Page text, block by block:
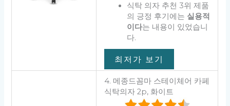
식탁 의자 추천 3위 제품
의 긍정 후기에는 실용적
이다는 내용이 있었습니
다.
최저가 보기
4. 메종드꼼마 스테이체어 카페
식탁의자 2p, 화이트